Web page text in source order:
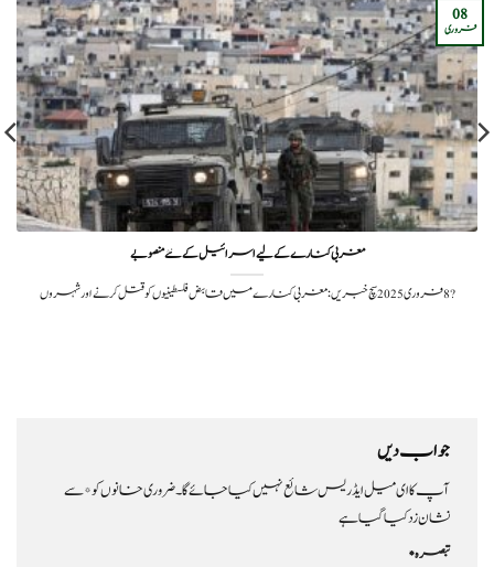
مغربی کنارے کے لیے اسرائیل کے نئے منصوبے
?️ 8 فروری 2025سچ خبریں: مغربی کنارے میں قابض فلسطینیوں کو قتل کرنے اور شہروں
08
فروری
جواب دیں
آپ کا ای میل ایڈریس شائع نہیں کیا جائے گا۔ضروری خانوں کو*سے
نشان زد کیا گیا ہے
تبصرہ*